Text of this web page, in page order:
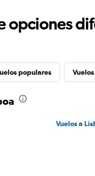
opciones
populares
Vuelos a